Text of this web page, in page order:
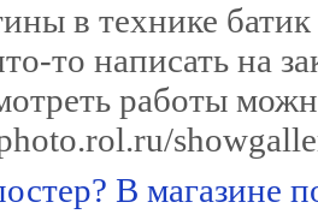
в технике
то написать на
работы
В магазине